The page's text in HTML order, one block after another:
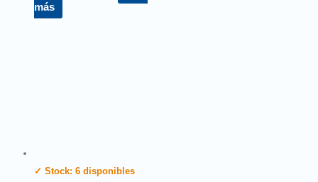
más
✓ Stock: 6 disponibles